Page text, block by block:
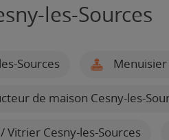
les-Sources
Sources Menuisier
de maison Cesny-les-
Vitrier Cesny-les-Sources